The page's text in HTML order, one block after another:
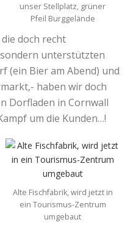
unser Stellplatz, grüner
Pfeil Burggelände
doch recht
unterstützten
(ein Bier am Abend) und
haben wir doch
Dorfladen in Cornwall
um die Kunden…!
Alte Fischfabrik, wird jetzt in
ein Tourismus-Zentrum
umgebaut